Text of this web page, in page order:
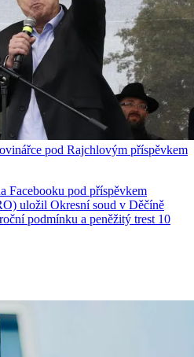
pod Rajchlovým příspěvkem
Facebooku pod příspěvkem
uložil Okresní soud v Děčíně
podmínku a peněžitý trest 10